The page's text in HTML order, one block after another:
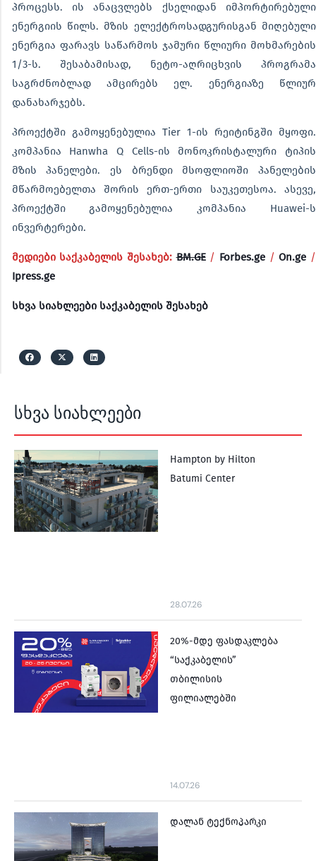
სხვა სიახლეები
Hampton by Hilton
Batumi Center
28.07.26
20%-მდე ფასდაკლება
“საქკაბელის”
თბილისის
ფილიალებში
14.07.26
დალან ტექნოპარკი
პროცესს. ის ანაცვლებს ქსელიდან იმპორტირებული
ენერგიის წილს. მზის ელექტროსადგურისგან მიღებული
ენერგია ფარავს საწარმოს ჯამური წლიური მოხმარების
1/3-ს. შესაბამისად, ნეტო-აღრიცხვის პროგრამა
საგრძნობლად ამცირებს ელ. ენერგიაზე წლიურ
დანახარჯებს.
პროექტში გამოყენებულია Tier 1-ის რეიტინგში მყოფი.
კომპანია Hanwha Q Cells-ის მონოკრისტალური ტიპის
მზის პანელები. ეს ბრენდი მსოფლიოში პანელების
მწარმოებელთა შორის ერთ-ერთი საუკეთესოა. ასევე,
პროექტში გამოყენებულია კომპანია Huawei-ს
ინვერტერები.
მედიები საქკაბელის შესახებ:BM.GE/ Forbes.ge/ On.ge /
Ipress.ge
სხვა სიახლეები საქკაბელის შესახებ